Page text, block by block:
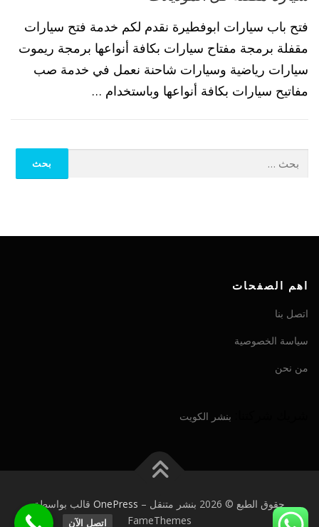
فتح باب سيارات ابوفطيرة نقدم لكم خدمة فتح سيارات
مقفلة برمجة مفتاح سيارات بكافة أنواعها برمجة ريموت
سيارات رياضية وسيارات شاحنة نعمل في خدمة صب
مفاتيح سيارات بكافة أنواعها وباستخدام …
اهم الصفحات
اتصل بنا
سياسة الخصوصية
من نحن
بنشر الكويت
حقوق الطبع © 2026 بنشر متنقل –
OnePress قالب بواسطة
FameThemes
اتصل الآن